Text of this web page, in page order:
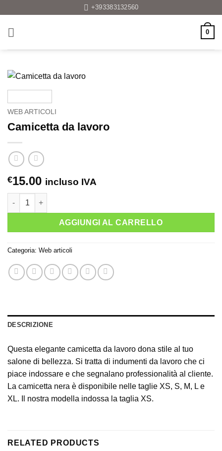
contenuti
+393383132560
0
WEB ARTICOLI
Camicetta da lavoro
€15.00 incluso IVA
Camicetta da lavoro quantità
AGGIUNGI AL CARRELLO
Categoria: Web articoli
DESCRIZIONE
Questa elegante camicetta da lavoro dona stile al tuo
salone di bellezza. Si tratta di indumenti da lavoro che ci
piace indossare e che segnalano professionalità al cliente.
La camicetta nera è disponibile nelle taglie XS, S, M, L e
XL.
Il nostra modella indossa la taglia XS.
RELATED PRODUCTS